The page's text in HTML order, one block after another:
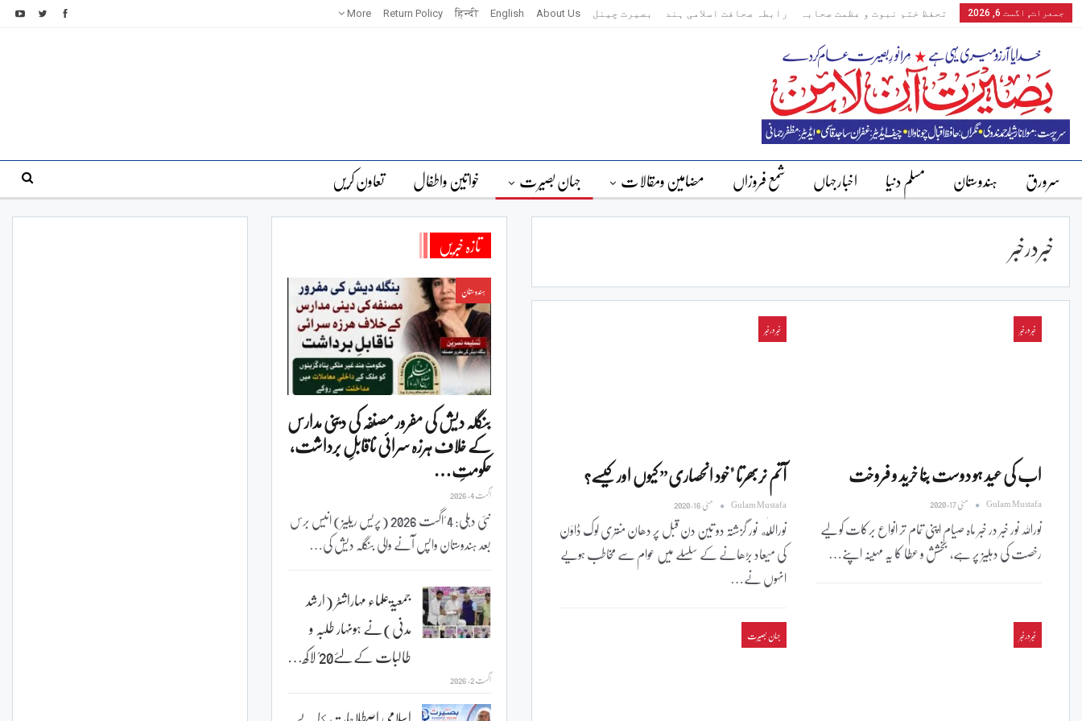
جمعرات, اگست 6, 2026 تحفظ ختم نبوت و عظمت صحابہ رابطہ صحافت اسلامی ہند بصیرت چینل About Us
English
हिन्दी
Return Policy
More
سرورق ہندوستان مسلم دنیا اخبارجہاں شمع فروزاں مضامین ومقالات جہان بصیرت خواتین واطفال تعاون کریں
خبردرخبر
خبردرخبر
اب کی عید ہو دوست بِنا خرید و فروخت
Gulam Mustafa مئی 17, 2020
نوراللہ نور خبر در خبر ماہ صیام اپنی تمام تر انواع برکات کو لیے
رخصت کی دہلیز پر ہے، بخشش و عطا کا یہ مہینہ اپنے…
خبردرخبر
آتم نربھرتا "خود انحصاری” کیوں اور کیسے؟
Gulam Mustafa مئی 16, 2020
نوراللّٰه نور گزشتہ دو تین دن قبل پر دھان منتری لوک ڈاؤن
کی میعاد بڑھانے کے سلسلے میں عوام سے مخاطب ہویے
انہوں نے…
خبردرخبر جہان بصیرت
تازہ خبریں
ہندوستان
بنگلہ دیش کی مفرور مصنفہ کی دینی مدارس
کے خلاف ہرزہ سرائی ناقابلِ برداشت،
حکومتِ…
اگست 4, 2026
نئی دہلی: 4 ؍اگست 2026 (پریس ریلیز) انیس برس
بعد ہندوستان واپس آنے والی بنگلہ دیش کی…
جمعیۃعلماء مہاراشٹر (ارشد
مدنی)نے ہونہار طلبہ و
طالبات کے لئے20؍ لاکھ…
اگست 2, 2026